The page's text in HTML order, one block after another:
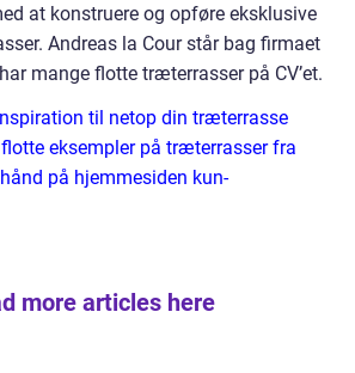
at konstruere og opføre eksklusive
Andreas la Cour står bag firmaet
mange flotte træterrasser på CV’et.
til netop din træterrasse
eksempler på træterrasser fra
på hjemmesiden kun-
more articles here